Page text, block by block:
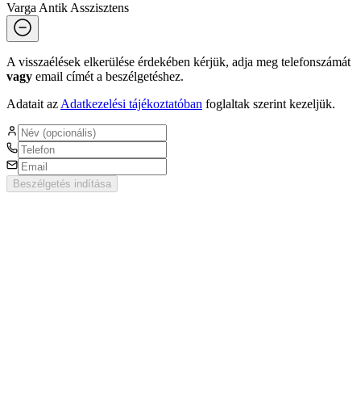
Varga Antik Asszisztens
A visszaélések elkerülése érdekében kérjük, adja meg telefonszámát
vagy email címét a beszélgetéshez.
Adatait az Adatkezelési tájékoztatóban foglaltak szerint kezeljük.
Beszélgetés indítása